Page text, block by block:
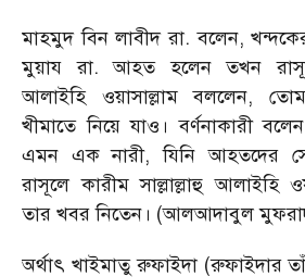
মাহমুদ বিন লাবীদ রা. বলেন,
মুয়ায রা. আহত হলেন তখন রাসূলে
আলাইহি ওয়াসাল্লাম বললেন,
খীমাতে নিয়ে যাও। বর্ণনাকারী
এমন এক নারী, যিনি আহতদের
রাসূলে কারীম সাল্লাল্লাহু আলাইহি
তার খবর নিতেন। (আলআদাবুল
অর্থাৎ খাইমাতু রুফাইদা (রুফাইদার